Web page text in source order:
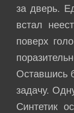
за дверь.
встал
поверх
Оставшись
задачу.
Синтетик